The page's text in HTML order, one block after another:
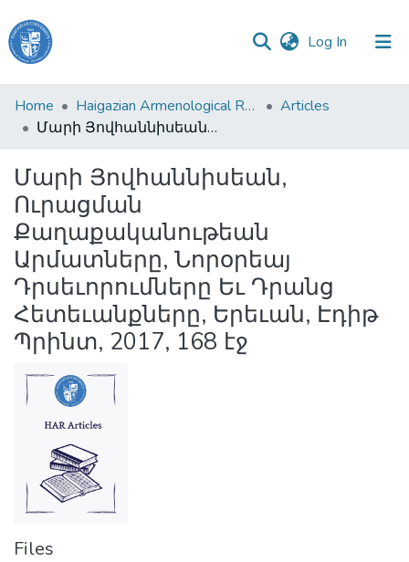
Log In (current)
Haigazian
University
&
Collections
All of DSpace
Home Haigazian Armenological Review
Articles
Մարի Յովհաննիսեան, Ուրացման Քաղաքականութեան Արմատները, Նորօրեայ Դրսեւորումները Եւ Դրանց Հետեւանքները, Երեւան, Էդիթ Պրինտ, 2017, 168 էջ
Մարի Յովհաննիսեան,
Ուրացման
Քաղաքականութեան
Արմատները, Նորօրեայ
Դրսեւորումները Եւ Դրանց
Հետեւանքները, Երեւան, Էդիթ
Պրինտ, 2017, 168 էջ
Files